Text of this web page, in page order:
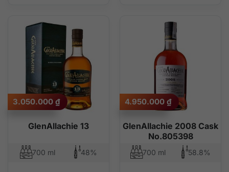
GlenAllachie 13
3.050.000 ₫
700 ml 48%
GlenAllachie 2008 Cask
No.805398
4.950.000 ₫
700 ml 58.8%